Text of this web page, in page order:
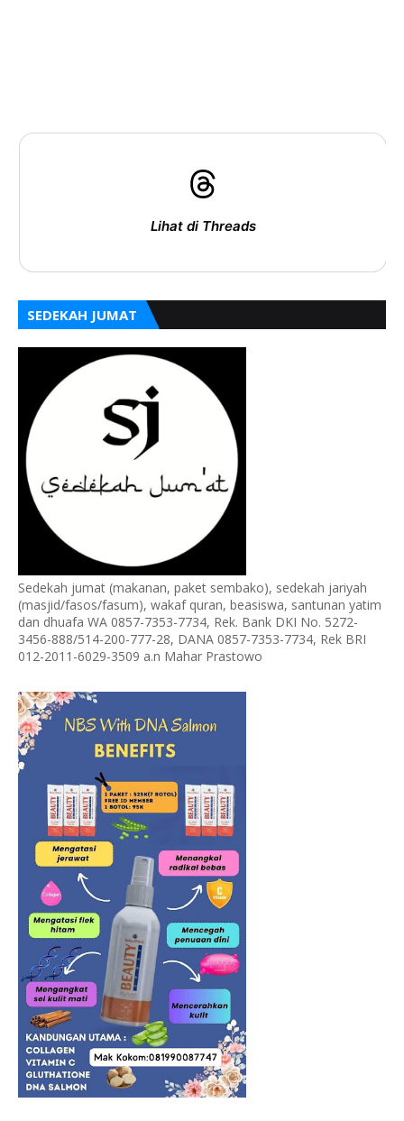
Lihat di Threads
SEDEKAH JUMAT
Sedekah jumat (makanan, paket sembako), sedekah jariyah
(masjid/fasos/fasum), wakaf quran, beasiswa, santunan yatim
dan dhuafa WA 0857-7353-7734, Rek. Bank DKI No. 5272-
3456-888/514-200-777-28, DANA 0857-7353-7734, Rek BRI
012-2011-6029-3509 a.n Mahar Prastowo